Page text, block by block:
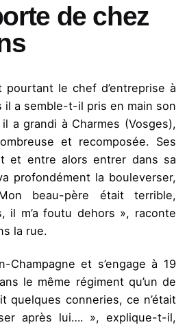
de chez
pourtant le chef d’entreprise à
il a semble-t-il pris en main son
a grandi à Charmes (Vosges),
et recomposée. Ses
et entre alors entrer dans sa
profondément la bouleverser,
beau-père était terrible,
il m’a foutu dehors », raconte
la rue.
Champagne et s’engage à 19
le même régiment qu’un de
quelques conneries, ce n’était
après lui…. », explique-t-il,